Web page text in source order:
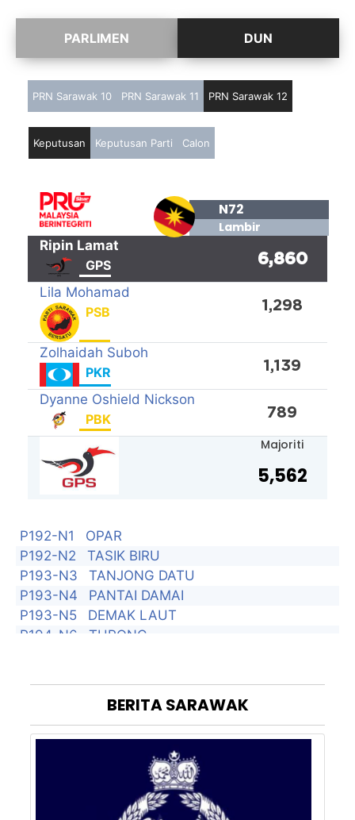
P192-N1
OPAR
P192-N2
TASIK BIRU
P193-N3
TANJONG DATU
P193-N4
PANTAI DAMAI
P193-N5
DEMAK LAUT
P194-N6
TUPONG
PENDING
P195-N11
BATU LINTANG
KOTA SENTOSA
BATU KITANG
BATU KAWAH
ASAJAYA
PRN Sarawak 10 PRN Sarawak 11 PRN Sarawak 12
Keputusan Keputusan Parti Calon
N72
Lambir
Ripin Lamat
GPS
6,860
Lila Mohamad
PSB
1,298
Zolhaidah Suboh
PKR
1,139
Dyanne Oshield Nickson
PBK
789
Majoriti
5,562
BERITASARAWAK